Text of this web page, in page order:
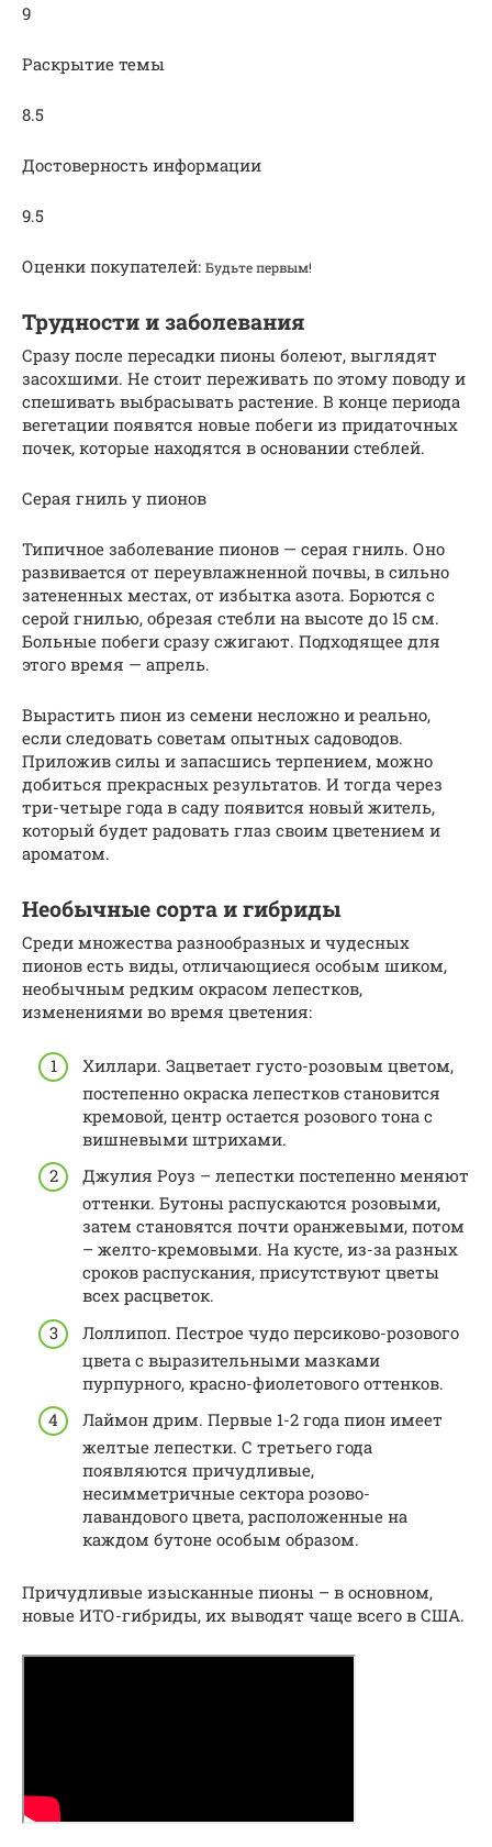
9
Раскрытие темы
8.5
Достоверность информации
9.5
Оценки покупателей: Будьте первым!
Трудности и заболевания
Сразу после пересадки пионы болеют, выглядят
засохшими. Не стоит переживать по этому поводу и
спешивать выбрасывать растение. В конце периода
вегетации появятся новые побеги из придаточных
почек, которые находятся в основании стеблей.
Серая гниль у пионов
Типичное заболевание пионов — серая гниль. Оно
развивается от переувлажненной почвы, в сильно
затененных местах, от избытка азота. Борются с
серой гнилью, обрезая стебли на высоте до 15 см.
Больные побеги сразу сжигают. Подходящее для
этого время — апрель.
Вырастить пион из семени несложно и реально,
если следовать советам опытных садоводов.
Приложив силы и запасшись терпением, можно
добиться прекрасных результатов. И тогда через
три-четыре года в саду появится новый житель,
который будет радовать глаз своим цветением и
ароматом.
Необычные сорта и гибриды
Среди множества разнообразных и чудесных
пионов есть виды, отличающиеся особым шиком,
необычным редким окрасом лепестков,
изменениями во время цветения:
Хиллари. Зацветает густо-розовым цветом,
постепенно окраска лепестков становится
кремовой, центр остается розового тона с
вишневыми штрихами.
Джулия Роуз – лепестки постепенно меняют
оттенки. Бутоны распускаются розовыми,
затем становятся почти оранжевыми, потом
– желто-кремовыми. На кусте, из-за разных
сроков распускания, присутствуют цветы
всех расцветок.
Лоллипоп. Пестрое чудо персиково-розового
цвета с выразительными мазками
пурпурного, красно-фиолетового оттенков.
Лаймон дрим. Первые 1-2 года пион имеет
желтые лепестки. С третьего года
появляются причудливые,
несимметричные сектора розово-
лавандового цвета, расположенные на
каждом бутоне особым образом.
Причудливые изысканные пионы – в основном,
новые ИТО-гибриды, их выводят чаще всего в США.